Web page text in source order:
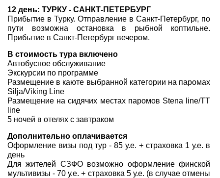
12 день: ТУРКУ - САНКТ-ПЕТЕРБУРГ
Прибытие в Турку. Отправление в Санкт-Петербург, по
пути возможна остановка в рыбной коптильне.
Прибытие в Санкт-Петербург вечером.
В стоимость тура включено
Автобусное обслуживание
Экскурсии по программе
Размещение в каюте выбранной категории на паромах
Silja/Viking Line
Размещение на сидячих местах паромов Stena line/TT
line
5 ночей в отелях с завтраком
Дополнительно оплачивается
Оформление визы под тур - 85 у.е. + страховка 1 у.е. в
день
Для жителей СЗФО возможно оформление финской
мультивизы - 70 у.е. + страховка 5 у.е. (в случае отмены